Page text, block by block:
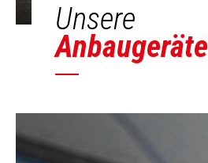
Unsere
Anbaugeräte